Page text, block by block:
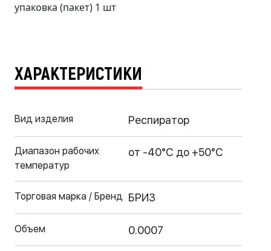
упаковка (пакет) 1 шт
ХАРАКТЕРИСТИКИ
Вид изделия Респиратор
Диапазон рабочих
температур
от -40°С до +50°С
Торговая марка / Бренд БРИЗ
Объем 0.0007